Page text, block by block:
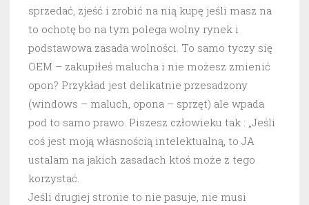
sprzedać, zjeść i zrobić na nią kupę jeśli masz na
to ochotę bo na tym polega wolny rynek i
podstawowa zasada wolności. To samo tyczy się
OEM – zakupiłeś malucha i nie możesz zmienić
opon? Przykład jest delikatnie przesadzony
(windows – maluch, opona – sprzęt) ale wpada
pod to samo prawo. Piszesz człowieku tak : „Jeśli
coś jest moją własnością intelektualną, to JA
ustalam na jakich zasadach ktoś może z tego
korzystać.
Jeśli drugiej stronie to nie pasuje, nie musi